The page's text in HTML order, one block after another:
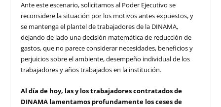
Ante este escenario, solicitamos al Poder Ejecutivo se
reconsidere la situación por los motivos antes expuestos, y
se mantenga el plantel de trabajadores de la DINAMA,
dejando de lado una decisión matemática de reducción de
gastos, que no parece considerar necesidades, beneficios y
perjuicios sobre el ambiente, desempeño individual de los
trabajadores y años trabajados en la institución.
Al día de hoy, las y los trabajadores contratados de
DINAMA lamentamos profundamente los ceses de